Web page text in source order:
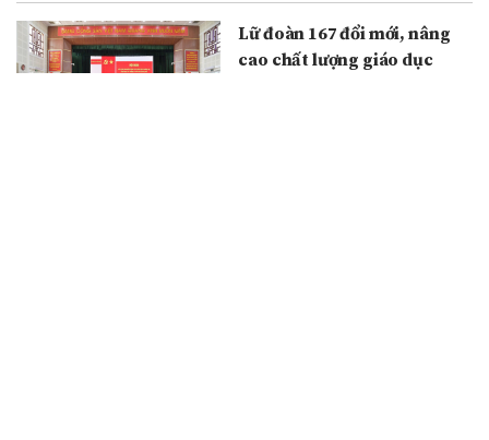
Lữ đoàn 167 đổi mới, nâng
cao chất lượng giáo dục